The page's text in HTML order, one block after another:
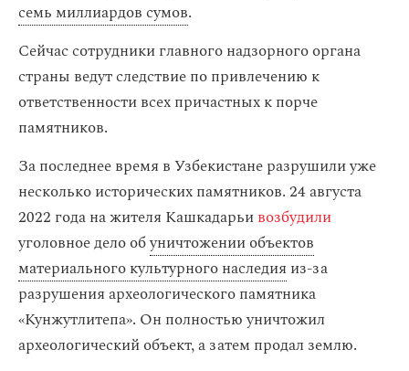
семь миллиардов сумов.
Сейчас сотрудники главного надзорного органа
страны ведут следствие по привлечению к
ответственности всех причастных к порче
памятников.
За последнее время в Узбекистане разрушили уже
несколько исторических памятников. 24 августа
2022 года на жителя Кашкадарьивозбудили
уголовное дело обуничтожении объектов
материального культурного наследия из-за
разрушения археологического памятника
«Кунжутлитепа». Он полностью уничтожил
археологический объект, а затем продал землю.